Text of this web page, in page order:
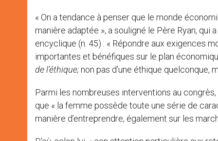
« On a tendance à penser que le monde
manière adaptée », a souligné le Père Ryan, qui
encyclique (n. 45) : « Répondre aux exigences
importantes et bénéfiques sur le plan
de l’éthique;non pas d’une éthique quelconque,
Parmi les nombreuses interventions au congrès,
que « la femme possède toute une série de
manière d’entreprendre, également sur les